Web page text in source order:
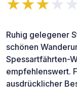
Ruhig gelegener
schönen
Spessartfährten-
empfehlenswert.
ausdrücklicher